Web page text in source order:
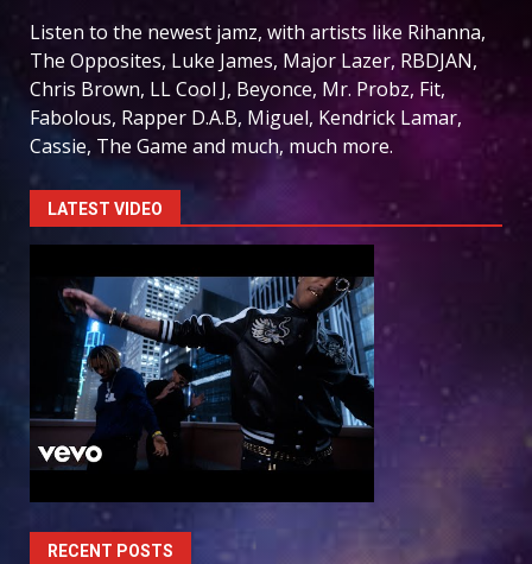
Listen to the newest jamz, with artists like Rihanna,
The Opposites, Luke James, Major Lazer, RBDJAN,
Chris Brown, LL Cool J, Beyonce, Mr. Probz, Fit,
Fabolous, Rapper D.A.B, Miguel, Kendrick Lamar,
Cassie, The Game and much, much more.
LATEST VIDEO
RECENT POSTS